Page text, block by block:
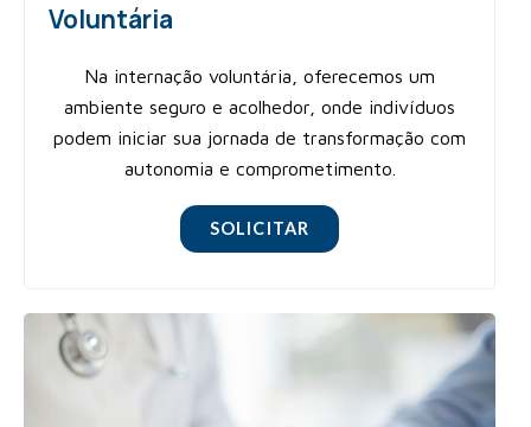
Voluntária
Na internação voluntária, oferecemos um
ambiente seguro e acolhedor, onde indivíduos
podem iniciar sua jornada de transformação com
autonomia e comprometimento.
SOLICITAR